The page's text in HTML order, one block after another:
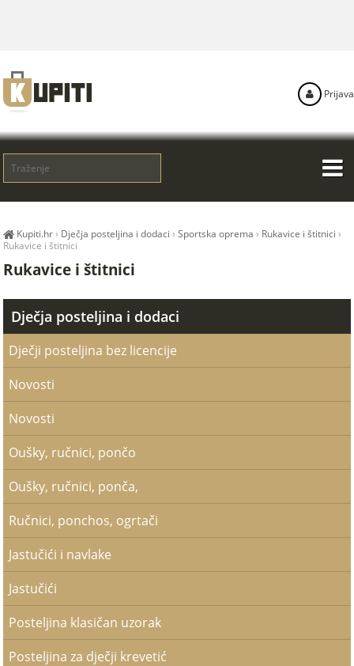
Kupiti.hr› Dječja posteljina i dodaci ›Sportska oprema › Rukavice i štitnici ›
Rukavice i štitnici
Rukavice i štitnici
Dječja posteljina i dodaci
Dječji posteljina bez licencije
Novosti
Novosti
Oušky, ručnici, pončo
Oušky, ručnici, ponča,
Ručnici, ponchos, ogrtači
Jastučići i navlake
Jastučići
Posteljina klasičan uzorak
Posteljina za dječji krevetić
Prijava